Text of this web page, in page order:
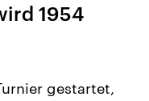
1954
gestartet,